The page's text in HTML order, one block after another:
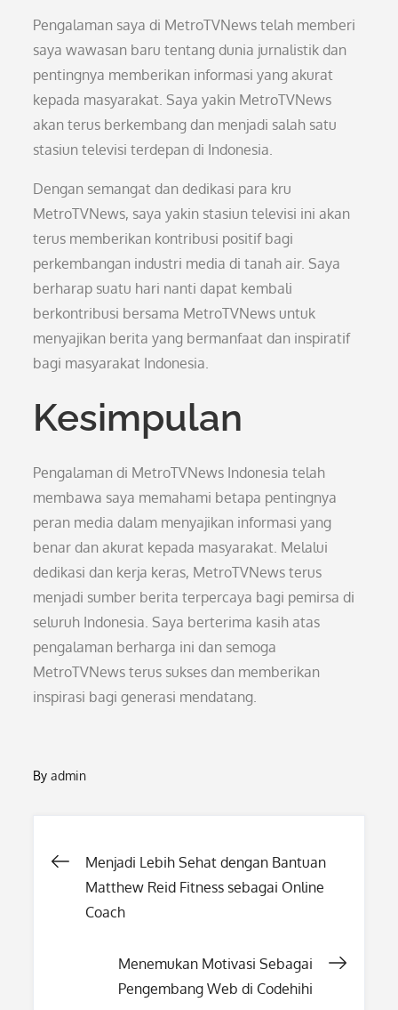
Pengalaman saya di MetroTVNews telah memberi
saya wawasan baru tentang dunia jurnalistik dan
pentingnya memberikan informasi yang akurat
kepada masyarakat. Saya yakin MetroTVNews
akan terus berkembang dan menjadi salah satu
stasiun televisi terdepan di Indonesia.
Dengan semangat dan dedikasi para kru
MetroTVNews, saya yakin stasiun televisi ini akan
terus memberikan kontribusi positif bagi
perkembangan industri media di tanah air. Saya
berharap suatu hari nanti dapat kembali
berkontribusi bersama MetroTVNews untuk
menyajikan berita yang bermanfaat dan inspiratif
bagi masyarakat Indonesia.
Kesimpulan
Pengalaman di MetroTVNews Indonesia telah
membawa saya memahami betapa pentingnya
peran media dalam menyajikan informasi yang
benar dan akurat kepada masyarakat. Melalui
dedikasi dan kerja keras, MetroTVNews terus
menjadi sumber berita terpercaya bagi pemirsa di
seluruh Indonesia. Saya berterima kasih atas
pengalaman berharga ini dan semoga
MetroTVNews terus sukses dan memberikan
inspirasi bagi generasi mendatang.
Byadmin
Post
navigation
Menjadi Lebih Sehat dengan Bantuan
Matthew Reid Fitness sebagai Online
Coach
Menemukan Motivasi Sebagai
Pengembang Web di Codehihi